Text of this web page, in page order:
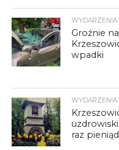
WYDARZENIA
Groźnie
wpadki
WYDARZENIA
raz